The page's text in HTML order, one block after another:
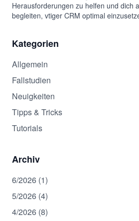
Herausforderungen zu helfen und dich
begleiten, vtiger CRM optimal
Kategorien
Allgemein
Fallstudien
Neuigkeiten
Tipps & Tricks
Tutorials
Archiv
6/2026 (1)
5/2026 (4)
4/2026 (8)